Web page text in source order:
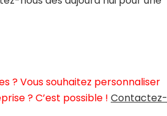
? Vous souhaitez personnaliser
? C’est possible ! Contactez-